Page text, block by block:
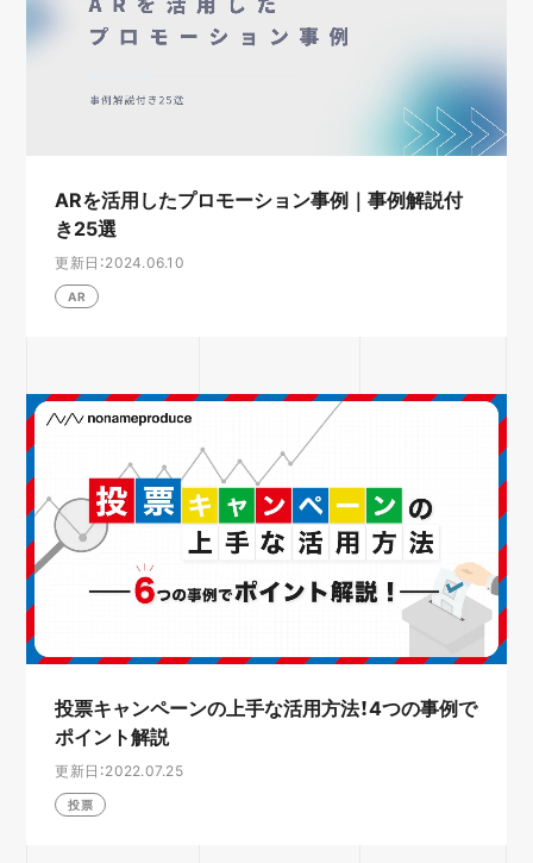
ARを活用したプロモーション事例｜事例解説付
き25選
更新日：2024.06.10
AR
投票キャンペーンの上手な活用方法！4つの事例で
ポイント解説
更新日：2022.07.25
投票